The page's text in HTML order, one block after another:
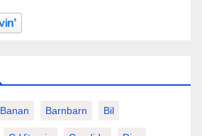
Banan Barnbarn Bil